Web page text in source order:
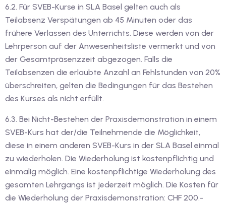
6.2. Für SVEB-Kurse in SLA Basel gelten auch als
Teilabsenz Verspätungen ab 45 Minuten oder das
frühere Verlassen des Unterrichts. Diese werden von der
Lehrperson auf der Anwesenheitsliste vermerkt und von
der Gesamtpräsenzzeit abgezogen. Falls die
Teilabsenzen die erlaubte Anzahl an Fehlstunden von 20%
überschreiten, gelten die Bedingungen für das Bestehen
des Kurses als nicht erfüllt.
6.3. Bei Nicht-Bestehen der Praxisdemonstration in einem
SVEB-Kurs hat der/die Teilnehmende die Möglichkeit,
diese in einem anderen SVEB-Kurs in der SLA Basel einmal
zu wiederholen. Die Wiederholung ist kostenpflichtig und
einmalig möglich. Eine kostenpflichtige Wiederholung des
gesamten Lehrgangs ist jederzeit möglich. Die Kosten für
die Wiederholung der Praxisdemonstration: CHF 200.-